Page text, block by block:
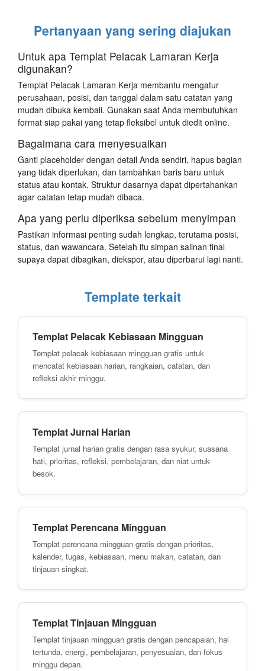
Pertanyaan yang sering diajukan
Untuk apa Templat Pelacak Lamaran Kerja
digunakan?
Templat Pelacak Lamaran Kerja membantu mengatur
perusahaan, posisi, dan tanggal dalam satu catatan yang
mudah dibuka kembali. Gunakan saat Anda membutuhkan
format siap pakai yang tetap fleksibel untuk diedit online.
Bagaimana cara menyesuaikan
Ganti placeholder dengan detail Anda sendiri, hapus bagian
yang tidak diperlukan, dan tambahkan baris baru untuk
status atau kontak. Struktur dasarnya dapat dipertahankan
agar catatan tetap mudah dibaca.
Apa yang perlu diperiksa sebelum menyimpan
Pastikan informasi penting sudah lengkap, terutama posisi,
status, dan wawancara. Setelah itu simpan salinan final
supaya dapat dibagikan, diekspor, atau diperbarui lagi nanti.
Template terkait
Templat Pelacak Kebiasaan Mingguan
Templat pelacak kebiasaan mingguan gratis untuk
mencatat kebiasaan harian, rangkaian, catatan, dan
refleksi akhir minggu.
Templat Jurnal Harian
Templat jurnal harian gratis dengan rasa syukur, suasana
hati, prioritas, refleksi, pembelajaran, dan niat untuk
besok.
Templat Perencana Mingguan
Templat perencana mingguan gratis dengan prioritas,
kalender, tugas, kebiasaan, menu makan, catatan, dan
tinjauan singkat.
Templat Tinjauan Mingguan
Templat tinjauan mingguan gratis dengan pencapaian, hal
tertunda, energi, pembelajaran, penyesuaian, dan fokus
minggu depan.